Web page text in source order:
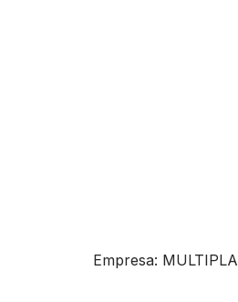
Empresa: MULTIPLA